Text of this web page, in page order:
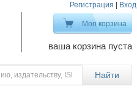
Регистрация Вход
Моя корзина
ваша корзина пуста